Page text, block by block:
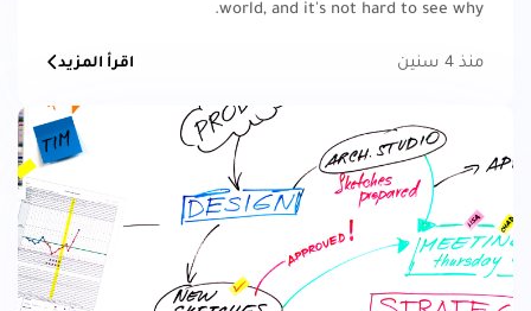
world, and it's not hard to see why.
منذ 4 سنين اقرأ المزيد